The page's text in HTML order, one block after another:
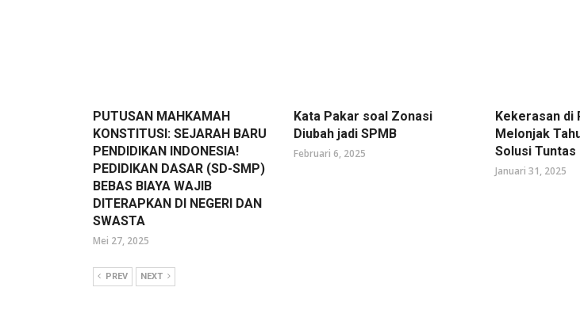
PUTUSAN MAHKAMAH
KONSTITUSI: SEJARAH BARU
PENDIDIKAN INDONESIA!
PEDIDIKAN DASAR (SD-SMP)
BEBAS BIAYA WAJIB
DITERAPKAN DI NEGERI DAN
SWASTA
Mei 27, 2025
Kata Pakar soal Zonasi
Diubah jadi SPMB
Februari 6, 2025
Kekerasan di
Melonjak
Solusi
Januari 31, 2025
PREV NEXT